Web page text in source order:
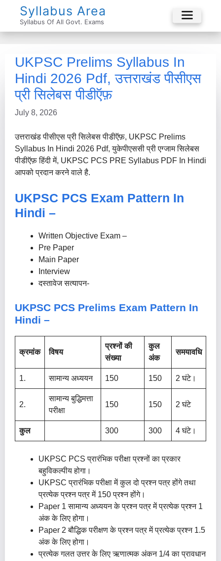
Syllabus Area
Syllabus Of All Govt. Exams
Menu
UKPSC Prelims Syllabus In
Hindi 2026 Pdf, उत्तराखंड पीसीएस
प्री सिलेबस पीडीऍफ़
July 8, 2026
उत्तराखंड पीसीएस प्री सिलेबस पीडीऍफ़, UKPSC Prelims
Syllabus In Hindi 2026 Pdf, युकेपीएससी प्री एग्जाम सिलेबस
पीडीऍफ़ हिंदी में, UKPSC PCS PRE Syllabus PDF In Hindi
आपको प्रदान करने वाले है.
UKPSC PCS Exam Pattern In
Hindi –
Written Objective Exam –
Pre Paper
Main Paper
Interview
दस्तावेज सत्यापन-
UKPSC PCS Prelims Exam Pattern In
Hindi –
क्रमांक विषय
प्रश्नों की
संख्या
कुल
अंक
समयावधि
1. सामान्य अध्ययन 150 150 2 घंटे।
2.
सामान्य बुद्धिमत्ता
परीक्षा
150 150 2 घंटे
कुल 300 300 4 घंटे।
UKPSC PCS प्रारंभिक परीक्षा प्रश्नों का प्रकार
बहुविकल्पीय होगा।
UKPSC प्रारंभिक परीक्षा में कुल दो प्रश्न पत्र होंगे तथा
प्रत्येक प्रश्न पत्र में 150 प्रश्न होंगे।
Paper 1 सामान्य अध्ययन के प्रश्न पत्र में प्रत्येक प्रश्न 1
अंक के लिए होगा।
Paper 2 बौद्धिक परीक्षण के प्रश्न पत्र में प्रत्येक प्रश्न 1.5
अंक के लिए होगा।
प्रत्येक गलत उत्तर के लिए ऋणात्मक अंकन 1/4 का प्रावधान